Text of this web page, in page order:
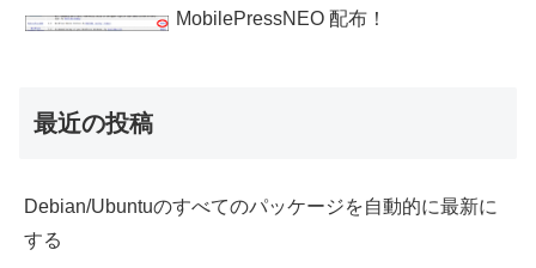
MobilePressNEO 配布！
最近の投稿
Debian/Ubuntuのすべてのパッケージを自動的に最新に
する